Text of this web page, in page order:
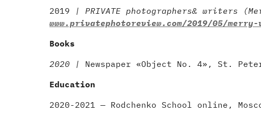
2019 | PRIVATE photographers& writers
www.privatephotoreview.com/2019/05/
Вooks
2020 | Newspaper «Object No. 4», St.
Education
2020-2021 — Rodchenko School online,